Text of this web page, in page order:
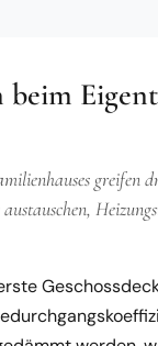
greifen
austauschen,